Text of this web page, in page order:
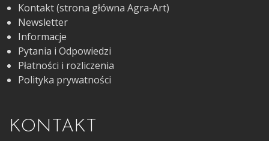
Kontakt (strona główna Agra-Art)
Newsletter
Informacje
Pytania i Odpowiedzi
Płatności i rozliczenia
Polityka prywatności
KONTAKT